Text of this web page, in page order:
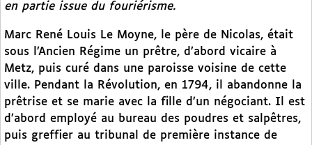
en partie issue du fouriérisme.
Marc René Louis Le Moyne, le père de Nicolas, était
sous l’Ancien Régime un prêtre, d’abord vicaire à
Metz, puis curé dans une paroisse voisine de cette
ville. Pendant la Révolution, en 1794, il abandonne la
prêtrise et se marie avec la fille d’un négociant. Il est
d’abord employé au bureau des poudres et salpêtres,
puis greffier au tribunal de première instance de